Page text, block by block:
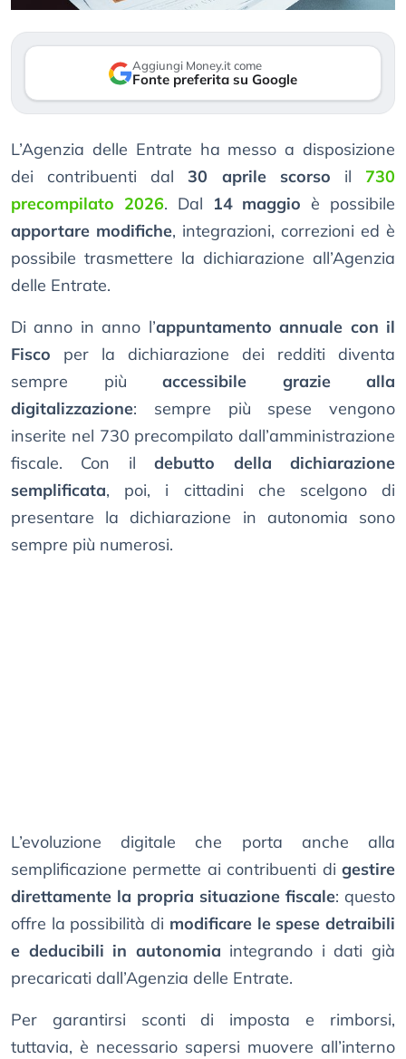
Aggiungi Money.it come
Fonte preferita su Google
L’Agenzia delle Entrate ha messo a disposizione
dei contribuenti dal30 aprile scorso il 730
precompilato 2026. Dal 14 maggio è possibile
apportare modifiche, integrazioni, correzioni ed è
possibile trasmettere la dichiarazione all’Agenzia
delle Entrate.
Di anno in anno l’appuntamento annuale con il
Fisco per la dichiarazione dei redditi diventa
sempre più accessibile grazie alla
digitalizzazione: sempre più spese vengono
inserite nel 730 precompilato dall’amministrazione
fiscale. Con ildebutto della dichiarazione
semplificata, poi, i cittadini che scelgono di
presentare la dichiarazione in autonomia sono
sempre più numerosi.
L’evoluzione digitale che porta anche alla
semplificazione permette ai contribuenti di gestire
direttamente la propria situazione fiscale: questo
offre la possibilità di modificare le spese detraibili
e deducibili in autonomia integrando i dati già
precaricati dall’Agenzia delle Entrate.
Per garantirsi sconti di imposta e rimborsi,
tuttavia, è necessario sapersi muovere all’interno